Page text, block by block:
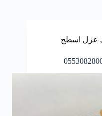
, عزل اسطح